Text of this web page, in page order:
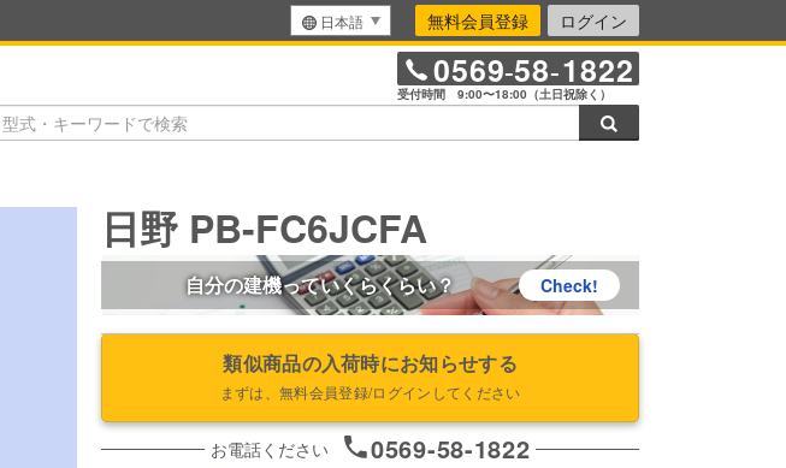
日本語 無料会員登録 ログイン
0569-58-1822
受付時間 9:00〜18:00（土日祝除く）
日野 PB-FC6JCFA
自分の建機っていくらくらい？ Check!
類似商品の入荷時にお知らせする
まずは、無料会員登録/ログインしてください
お電話ください 0569-58-1822